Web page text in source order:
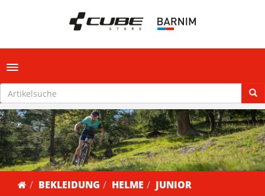
Toggle navigation
BEKLEIDUNG HELME JUNIOR